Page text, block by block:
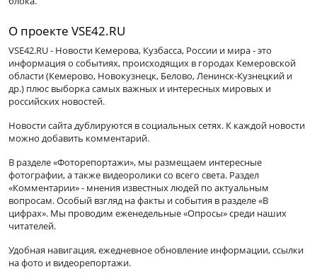
О проекте VSE42.RU
VSE42.RU - Новости Кемерова, Кузбасса, России и мира - это
информация о событиях, происходящих в городах Кемеровской
области (Кемерово, Новокузнецк, Белово, Ленинск-Кузнецкий и
др.) плюс выборка самых важных и интересных мировых и
российских новостей.
Новости сайта дублируются в социальных сетях. К каждой новости
можно добавить комментарий.
В разделе «Фоторепортажи», мы размещаем интересные
фотографии, а также видеоролики со всего света. Раздел
«Комментарии» - мнения известных людей по актуальным
вопросам. Особый взгляд на факты и события в разделе «В
цифрах». Мы проводим еженедельные «Опросы» среди наших
читателей.
Удобная навигация, ежедневное обновление информации, ссылки
на фото и видеорепортажи.